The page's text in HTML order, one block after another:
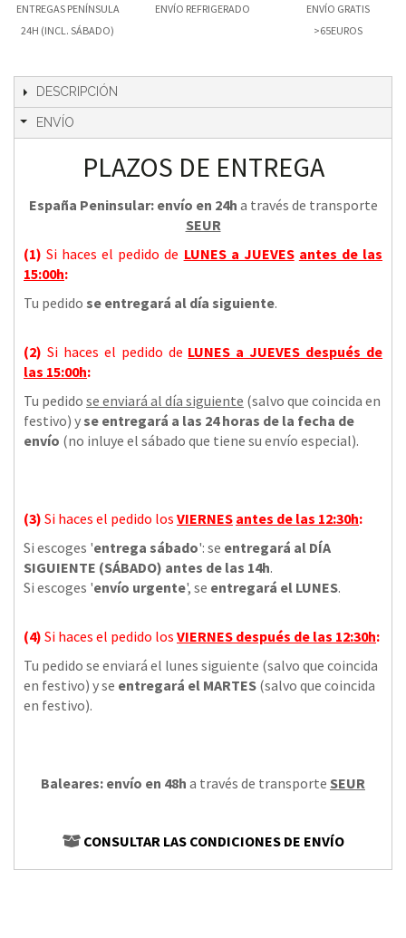
ENTREGAS PENÍNSULA
24H (INCL. SÁBADO)
ENVÍO REFRIGERADO
ENVÍO GRATIS
>65EUROS
DESCRIPCIÓN
ENVÍO
PLAZOS DE ENTREGA
España Peninsular: envío en 24h a través de transporte
SEUR
(1)Si haces el pedido de LUNES a JUEVES antes de las
15:00h:
Tu pedido se entregará al día siguiente.
(2) Si haces el pedido de LUNES a JUEVES después de
las 15:00h:
Tu pedido se enviará al día siguiente (salvo que coincida en
festivo) yse entregará a las 24 horas de la fecha de
envío (no inluye el sábado que tiene su envío especial).
(3) Si haces el pedido los VIERNES antes de las 12:30h:
Si escoges 'entrega sábado': se entregará al DÍA
SIGUIENTE (SÁBADO) antes de las 14h.
Si escoges 'envío urgente', se entregará el LUNES.
(4) Si haces el pedido los VIERNES después de las 12:30h:
Tu pedido se enviará el lunes siguiente (salvo que coincida
en festivo) y se entregará el MARTES (salvo que coincida
en festivo).
Baleares: envío en 48h a través de transporte SEUR
CONSULTAR LAS CONDICIONES DE ENVÍO